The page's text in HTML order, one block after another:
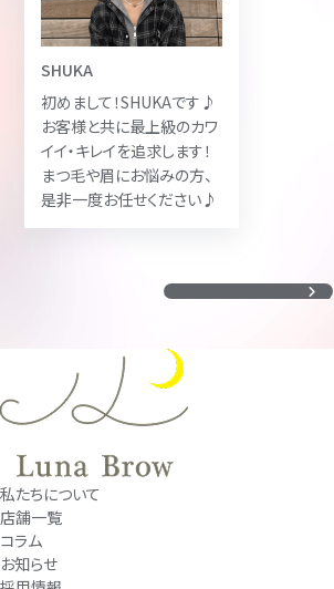
SHUKA
初めまして！SHUKAです♪
お客様と共に最上級のカワ
イイ・キレイを追求します！
まつ毛や眉にお悩みの方、
是非一度お任せください♪
ホットペッパーから予約
私たちについて
店舗一覧
コラム
お知らせ